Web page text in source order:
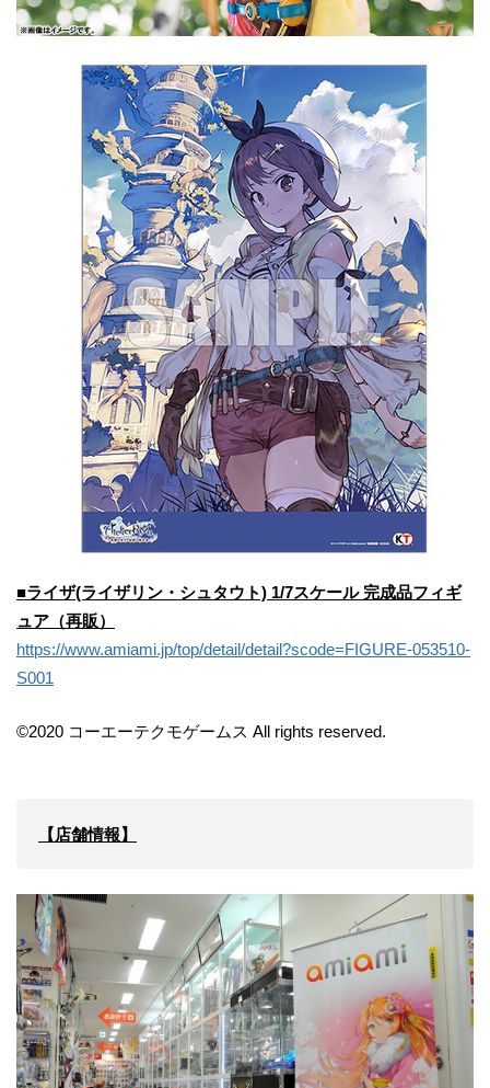
■ライザ(ライザリン・シュタウト) 1/7スケール 完成品フィギ
ュア（再販）
https://www.amiami.jp/top/detail/detail?scode=FIGURE-053510-
S001
©2020 コーエーテクモゲームス All rights reserved.
【店舗情報】